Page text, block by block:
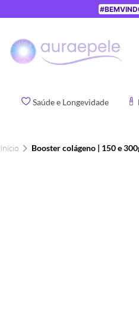
Saúde e Longevidade
Início Booster colágeno | 150 e